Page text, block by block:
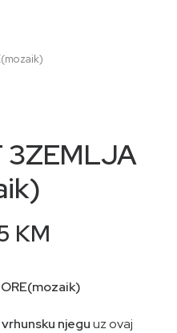
3ZEMLJA
KM.
KM
is:
33,15 KM.
vrhunsku njeguuz ovaj